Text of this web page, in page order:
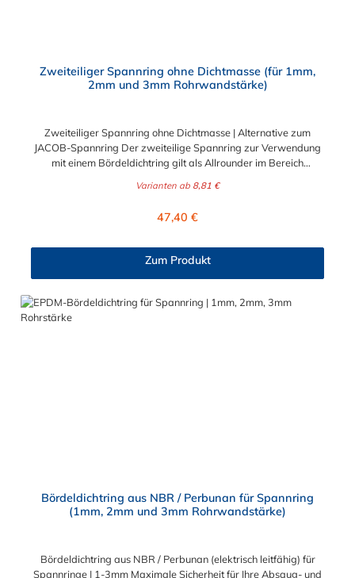
Zweiteiliger Spannring ohne Dichtmasse (für 1mm,
2mm und 3mm Rohrwandstärke)
Zweiteiliger Spannring ohne Dichtmasse | Alternative zum
JACOB-Spannring Der zweiteilige Spannring zur Verwendung
mit einem Bördeldichtring gilt als Allrounder im Bereich
einsetzbar und kann durch seine spezielle
Stellen leicht montiert werden. Dieser zweiteilige Spannring ist
leckagefrei und bis zu 3 bar explosionsdruckstoßfest. Nicht
zuletzt kann der zweiteilige Spannring dank seines
besonderen, gelb verzinkten, Drehteils mehrfach, schnell und
einfach, geöffnet und verschlossen werden, ohne dass die
Schraube bei der Montage verloren gehen kann. Der
Varianten ab 8,81 €
Regulärer Preis:
47,40 €
Zum Produkt
Bördeldichtring aus NBR / Perbunan für Spannring
(1mm, 2mm und 3mm Rohrwandstärke)
Bördeldichtring aus NBR / Perbunan (elektrisch leitfähig) für
Spannringe | 1-3mm Maximale Sicherheit für Ihre Absaug- und